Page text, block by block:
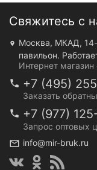
Свяжитесь с
Москва, МКАД,
павильон.
Интернет
+7 (495)
Заказать
+7 (977)
Запрос оптовых
info@mir-bruk.ru